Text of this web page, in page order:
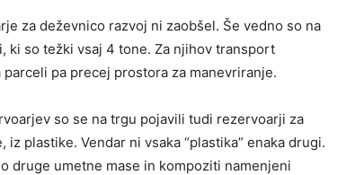
za deževnico razvoj ni zaobšel. Še vedno so na
ki so težki vsaj 4 tone. Za njihov transport
pa precej prostora za manevriranje.
so se na trgu pojavili tudi rezervoarji za
plastike. Vendar ni vsaka “plastika” enaka drugi.
druge umetne mase in kompoziti namenjeni